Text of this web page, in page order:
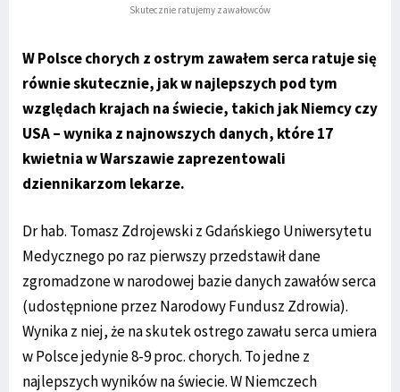
Skutecznie ratujemy zawałowców
W Polsce chorych z ostrym zawałem serca ratuje się
równie skutecznie, jak w najlepszych pod tym
względach krajach na świecie, takich jak Niemcy czy
USA – wynika z najnowszych danych, które 17
kwietnia w Warszawie zaprezentowali
dziennikarzom lekarze.
Dr hab. Tomasz Zdrojewski z Gdańskiego Uniwersytetu
Medycznego po raz pierwszy przedstawił dane
zgromadzone w narodowej bazie danych zawałów serca
(udostępnione przez Narodowy Fundusz Zdrowia).
Wynika z niej, że na skutek ostrego zawału serca umiera
w Polsce jedynie 8-9 proc. chorych. To jedne z
najlepszych wyników na świecie. W Niemczech